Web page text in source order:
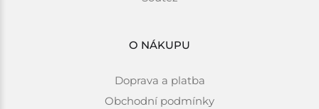
O NÁKUPU
Doprava a platba
Obchodní podmínky